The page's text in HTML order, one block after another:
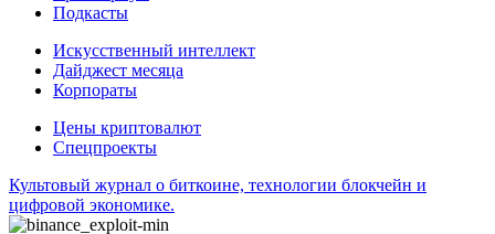
Подкасты
Искусственный интеллект
Дайджест месяца
Корпораты
Цены криптовалют
Спецпроекты
Культовый журнал о биткоине, технологии блокчейн и
цифровой экономике.